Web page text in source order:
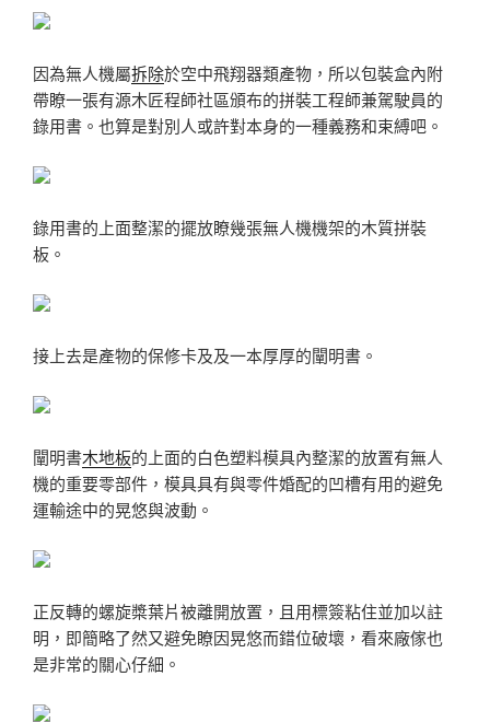
因為無人機屬拆除於空中飛翔器類產物，所以包裝盒內附
帶瞭一張有源木匠程師社區頒布的拼裝工程師兼駕駛員的
錄用書。也算是對別人或許對本身的一種義務和束縛吧。
錄用書的上面整潔的擺放瞭幾張無人機機架的木質拼裝
板。
接上去是產物的保修卡及及一本厚厚的闡明書。
闡明書木地板的上面的白色塑料模具內整潔的放置有無人
機的重要零部件，模具具有與零件婚配的凹槽有用的避免
運輸途中的晃悠與波動。
正反轉的螺旋槳葉片被離開放置，且用標簽粘住並加以註
明，即簡略了然又避免瞭因晃悠而錯位破壞，看來廠傢也
是非常的關心仔細。